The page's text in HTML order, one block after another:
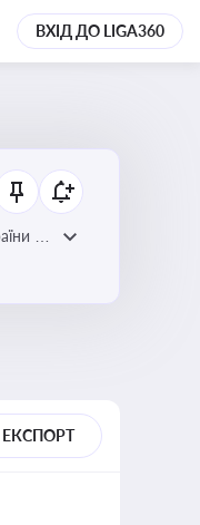
ВХІД ДО LIGA360
ЕКСПОРТ